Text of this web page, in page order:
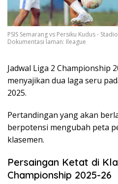
PSIS Semarang vs Persiku Kudus -
Dokumentasi laman: Ileague
Jadwal Liga 2 Championship
menyajikan dua laga seru
2025.
Pertandingan yang akan
berpotensi mengubah peta
klasemen.
Persaingan Ketat di
Championship 2025-26